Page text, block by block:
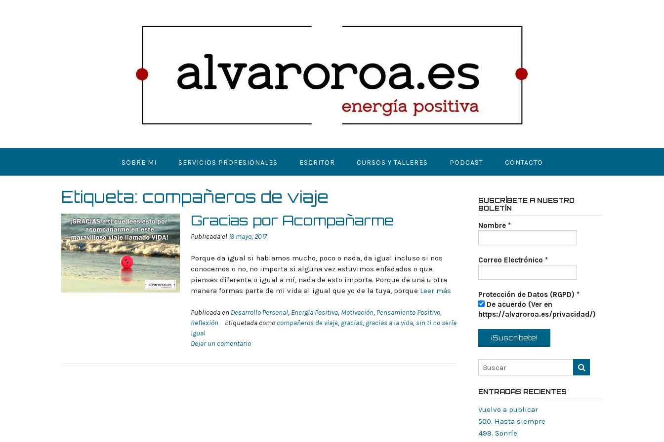
SOBRE MI SERVICIOS PROFESIONALES ESCRITOR CURSOS Y TALLERES PODCAST CONTACTO
Etiqueta: compañeros de viaje
Gracias por Acompañarme
Publicada el 19 mayo, 2017
Porque da igual si hablamos mucho, poco o nada, da igual incluso si nos
conocemos o no, no importa si alguna vez estuvimos enfadados o que
pienses diferente o igual a mí, nada de esto importa. Porque de una u otra
manera formas parte de mi vida al igual que yo de la tuya, porque Leer más
Publicada en Desarrollo Personal, Energía Positiva, Motivación, Pensamiento Positivo,
Reflexión
Etiquetada como compañeros de viaje, gracias, gracias a la vida, sin ti no sería
igual
Dejar un comentario
SUSCRÍBETE A NUESTRO
BOLETÍN
Nombre *
Correo Electrónico *
Protección de Datos (RGPD) *
De acuerdo (Ver en
https://alvaroroa.es/privacidad/)
ENTRADAS RECIENTES
Vuelvo a publicar
500. Hasta siempre
499. Sonríe